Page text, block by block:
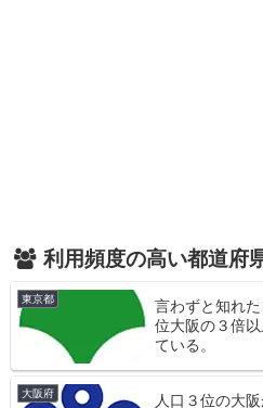
利用頻度の高い都道府
東京都
言わずと知れ
位大阪の３倍
ている。
大阪府
人口３位の大